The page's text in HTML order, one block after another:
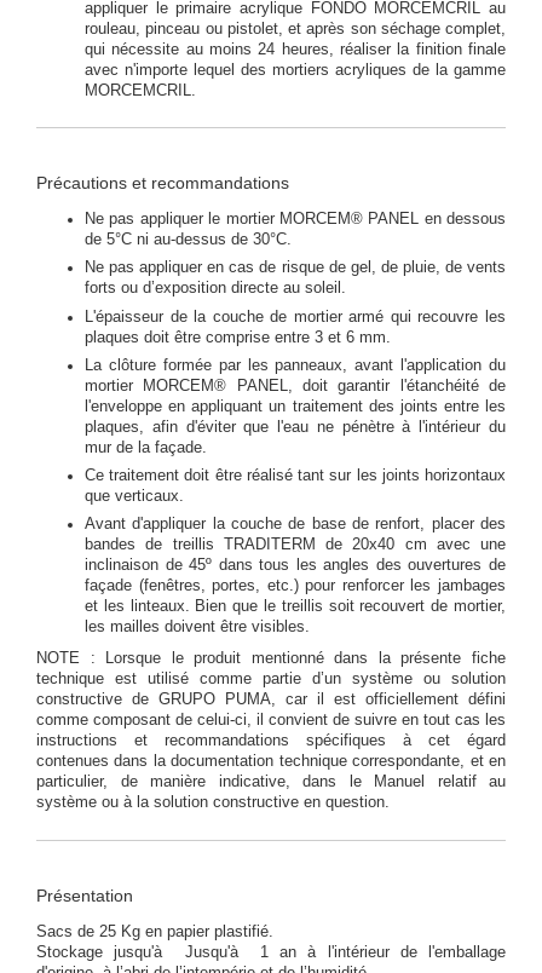
appliquer le primaire acrylique FONDO MORCEMCRIL au
rouleau, pinceau ou pistolet, et après son séchage complet,
qui nécessite au moins 24 heures, réaliser la finition finale
avec n'importe lequel des mortiers acryliques de la gamme
MORCEMCRIL.
Précautions et recommandations
Ne pas appliquer le mortier MORCEM® PANEL en dessous
de 5°C ni au-dessus de 30°C.
Ne pas appliquer en cas de risque de gel, de pluie, de vents
forts ou d’exposition directe au soleil.
L'épaisseur de la couche de mortier armé qui recouvre les
plaques doit être comprise entre 3 et 6 mm.
La clôture formée par les panneaux, avant l'application du
mortier MORCEM® PANEL, doit garantir l'étanchéité de
l'enveloppe en appliquant un traitement des joints entre les
plaques, afin d'éviter que l'eau ne pénètre à l'intérieur du
mur de la façade.
Ce traitement doit être réalisé tant sur les joints horizontaux
que verticaux.
Avant d'appliquer la couche de base de renfort, placer des
bandes de treillis TRADITERM de 20x40 cm avec une
inclinaison de 45º dans tous les angles des ouvertures de
façade (fenêtres, portes, etc.) pour renforcer les jambages
et les linteaux. Bien que le treillis soit recouvert de mortier,
les mailles doivent être visibles.
NOTE : Lorsque le produit mentionné dans la présente fiche
technique est utilisé comme partie d’un système ou solution
constructive de GRUPO PUMA, car il est officiellement défini
comme composant de celui-ci, il convient de suivre en tout cas les
instructions et recommandations spécifiques à cet égard
contenues dans la documentation technique correspondante, et en
particulier, de manière indicative, dans le Manuel relatif au
système ou à la solution constructive en question.
Présentation
Sacs de 25 Kg en papier plastifié.
Stockage jusqu'à Jusqu'à 1 an à l'intérieur de l'emballage